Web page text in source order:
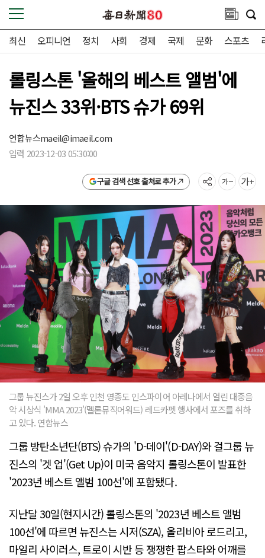
최신 오피니언 정치 사회 경제 국제 문화 스포츠
롤링스톤 '올해의 베스트 앨범'에
뉴진스 33위·BTS 슈가 69위
연합뉴스maeil@imaeil.com
입력 2023-12-03 05:30:00
구글 검색 선호 출처로 추가
그룹 뉴진스가 2일 오후 인천 영종도 인스파이어 아레나에서 열린 대중음
악 시상식 'MMA 2023'(멜론뮤직어워드) 레드카펫 행사에서 포즈를 취하
고 있다. 연합뉴스
그룹 방탄소년단(BTS) 슈가의 'D-데이'(D-DAY)와 걸그룹 뉴
진스의 '겟 업'(Get Up)이 미국 음악지 롤링스톤이 발표한
'2023년 베스트 앨범 100선'에 포함됐다.
지난달 30일(현지시간) 롤링스톤의 '2023년 베스트 앨범
100선'에 따르면 뉴진스는 시저(SZA), 올리비아 로드리고,
마일리 사이러스, 트로이 시반 등 쟁쟁한 팝스타와 어깨를